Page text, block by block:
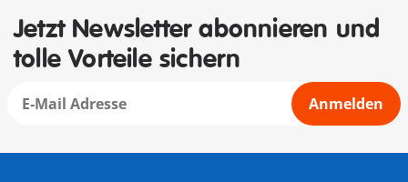
Jetzt Newsletter abonnieren und
tolle Vorteile sichern
Anmelden